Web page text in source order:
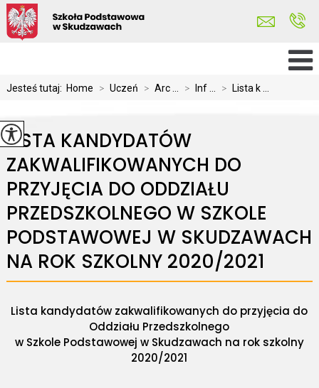
Jesteś tutaj: Home > Uczeń > Arc ... > Inf ... > Lista k ...
LISTA KANDYDATÓW
ZAKWALIFIKOWANYCH DO
PRZYJĘCIA DO ODDZIAŁU
PRZEDSZKOLNEGO W SZKOLE
PODSTAWOWEJ W SKUDZAWACH
NA ROK SZKOLNY 2020/2021
Lista kandydatów zakwalifikowanych do przyjęcia do
Oddziału Przedszkolnego
w Szkole Podstawowej w Skudzawach na rok szkolny
2020/2021